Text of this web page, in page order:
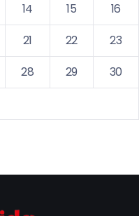
14 15
16
21 22
23
28 29
30